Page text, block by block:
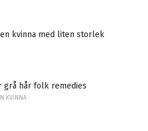
kvinna med liten storlek
grå hår folk remedies
KVINNA